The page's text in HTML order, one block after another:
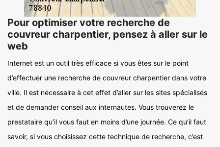
Pour optimiser votre recherche de
couvreur charpentier, pensez à aller sur le
web
Internet est un outil très efficace si vous êtes sur le point
d’effectuer une recherche de couvreur charpentier dans votre
ville. Il est nécessaire à cet effet d’aller sur les sites spécialisés
et de demander conseil aux internautes. Vous trouverez le
prestataire qu’il vous faut en moins d’une journée. Ce qu’il faut
savoir, si vous choisissez cette technique de recherche, c’est